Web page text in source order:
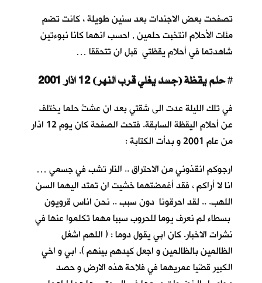
تصفحت بعض الاجندات بعد سنين طويلة ، كانت تضم
مئات الأحلام انتخبت حلمين , احسب انهما كانا نبوءتين
شاهدتما في أحلام يقظتي قبل ان تتحققا …
#حلم يقظة (جسد يغلي قرب النهر) 12 اذار 2001
في تلك الليلة عدت الى شقتي بعد ان عشتُ حلما يختلف
عن أحلام اليقظة السابقة. فتحت الصفحة كان يوم 12 اذار
من عام 2001 و بدأت الكتابة :
ارجوكم انقذوني من الاحتراق .. النار تشب في جسمي …
انا لا أراكم ، فقد أغمضتهما خشيت ان تمتد اليهما السن
اللهب. .. لقد احرقونا دون سبب .. نحن اناس قرويون
بسطاء لم نعرف يوما للحروب سببا مهما تكلموا عنها في
نشرات الاخبار. كان ابي يقول دوما : ( اللهم اشغل
الظالمين بالظالمين و اجعل كيدهم بينهم ). ابي و اخي
الكبير قضَيا عمريهما في فلاحة هذه الارض و حصد